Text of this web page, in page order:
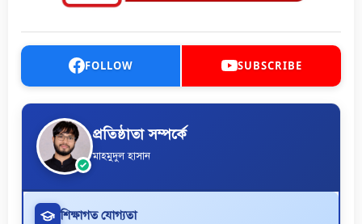
FOLLOW SUBSCRIBE
প্রতিষ্ঠাতা সম্পর্কে
মাহমুদুল হাসান
শিক্ষাগত যোগ্যতা